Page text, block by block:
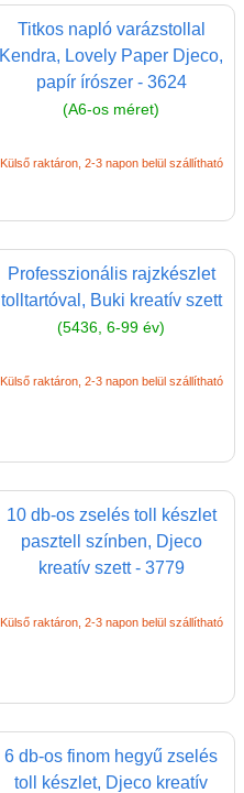
Titkos napló varázstollal
Kendra, Lovely Paper Djeco,
papír írószer - 3624
(A6-os méret)
Külső raktáron, 2-3 napon belül szállítható
Professzionális rajzkészlet
tolltartóval, Buki kreatív szett
(5436, 6-99 év)
Külső raktáron, 2-3 napon belül szállítható
10 db-os zselés toll készlet
pasztell színben, Djeco
kreatív szett - 3779
Külső raktáron, 2-3 napon belül szállítható
6 db-os finom hegyű zselés
toll készlet, Djeco kreatív
Gyurma, kiegészítők
Gyerek nyomda,
nyomda gyerekeknek
Kréta, zsírkréta,
Művész készlet
Rajztábla,
Mágnestábla
Stencil, festősablon,
Tolltartó
Kreatív játékok kicsiknek
Kreatív játékok
Kreatív játékok fiúknak
Kreatív poszter készítés
matricákkal
Könyv